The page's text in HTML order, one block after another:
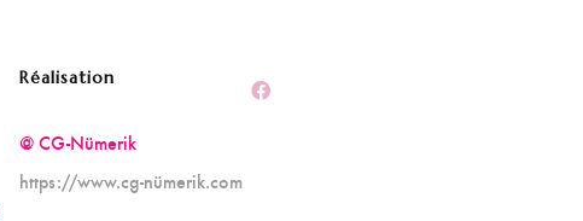
Réalisation
@ CG-Nümerik
https://www.cg-nümerik.com